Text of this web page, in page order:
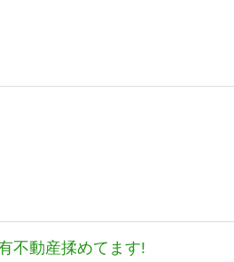
不動産揉めてます!